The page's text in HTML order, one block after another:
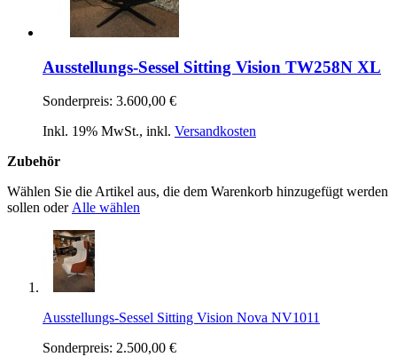
Ausstellungs-Sessel Sitting Vision TW258N XL
Sonderpreis: 3.600,00 €
Inkl. 19% MwSt., inkl. Versandkosten
Zubehör
Wählen Sie die Artikel aus, die dem Warenkorb hinzugefügt werden
sollen oder Alle wählen
Ausstellungs-Sessel Sitting Vision Nova NV1011
Sonderpreis: 2.500,00 €